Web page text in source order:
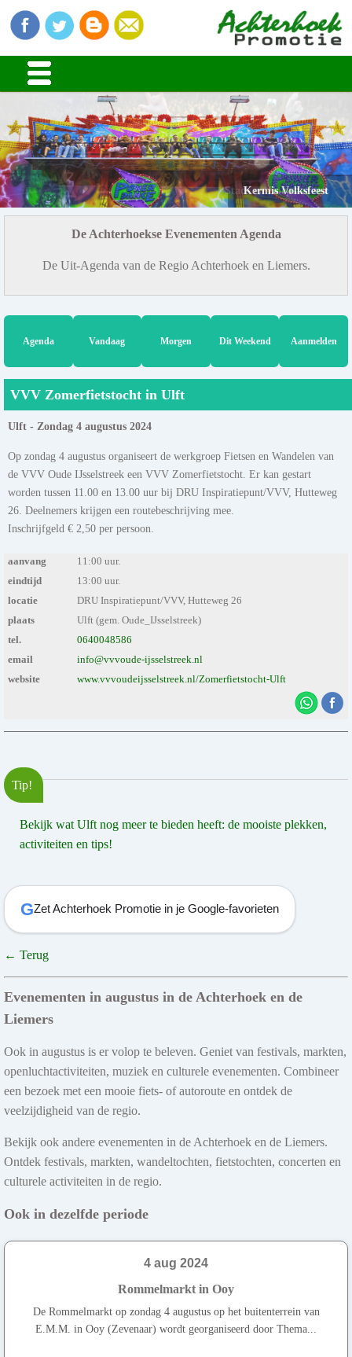
Kermis Volksfeest
Stads en Dorpsfeesten
De Achterhoekse Evenementen Agenda
De Uit-Agenda van de Regio Achterhoek en Liemers.
Agenda Vandaag Morgen Dit Weekend Aanmelden
VVV Zomerfietstocht in Ulft
Ulft - Zondag 4 augustus 2024
Op zondag 4 augustus organiseert de werkgroep Fietsen en Wandelen van
de VVV Oude IJsselstreek een VVV Zomerfietstocht. Er kan gestart
worden tussen 11.00 en 13.00 uur bij DRU Inspiratiepunt/VVV, Hutteweg
26. Deelnemers krijgen een routebeschrijving mee.
Inschrijfgeld € 2,50 per persoon.
aanvang
11:00 uur.
eindtijd
13:00 uur.
locatie
DRU Inspiratiepunt/VVV, Hutteweg 26
plaats
Ulft (gem. Oude_IJsselstreek)
tel.
0640048586
email
info@vvvoude-ijsselstreek.nl
website
www.vvvoudeijsselstreek.nl/Zomerfietstocht-Ulft
Tip!
Bekijk wat Ulft nog meer te bieden heeft: de mooiste plekken,
activiteiten en tips!
GZet Achterhoek Promotie in je Google-favorieten
← Terug
Evenementen in augustus in de Achterhoek en de
Liemers
Ook in augustus is er volop te beleven. Geniet van festivals, markten,
openluchtactiviteiten, muziek en culturele evenementen. Combineer
een bezoek met een mooie fiets- of autoroute en ontdek de
veelzijdigheid van de regio.
Bekijk ook andere evenementen in de Achterhoek en de Liemers.
Ontdek festivals, markten, wandeltochten, fietstochten, concerten en
culturele activiteiten in de regio.
Ook in dezelfde periode
4 aug 2024
Rommelmarkt in Ooy
De Rommelmarkt op zondag 4 augustus op het buitenterrein van
E.M.M. in Ooy (Zevenaar) wordt georganiseerd door Thema...